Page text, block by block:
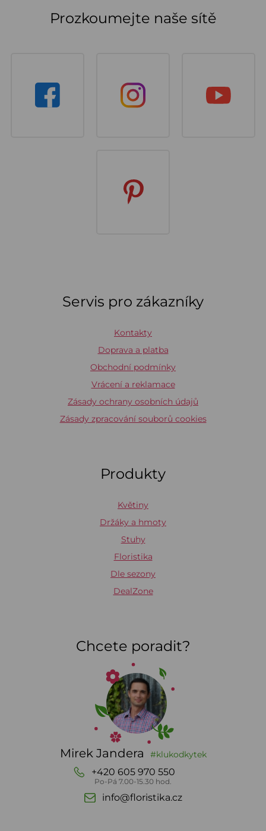
Prozkoumejte naše sítě
Servis pro zákazníky
Kontakty
Doprava a platba
Obchodní podmínky
Vrácení a reklamace
Zásady ochrany osobních údajů
Zásady zpracování souborů cookies
Produkty
Květiny
Držáky a hmoty
Stuhy
Floristika
Dle sezony
DealZone
Chcete poradit?
Mirek Jandera #klukodkytek
+420 605 970 550
Po-Pá 7.00-15.30 hod.
info@floristika.cz